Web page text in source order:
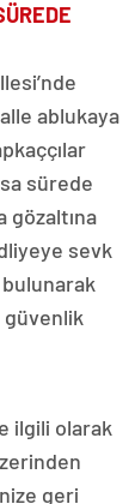
ablukaya
sürede
gözaltına
sevk
güvenlik
ilgili olarak
geri